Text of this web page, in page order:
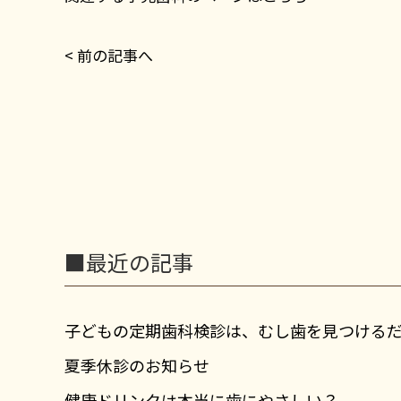
< 前の記事へ
■最近の記事
子どもの定期歯科検診は、むし歯を見つける
夏季休診のお知らせ